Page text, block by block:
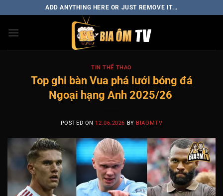
to
content
ADD ANYTHING HERE OR JUST REMOVE IT...
TIN THỂ THAO
Top ghi bàn Vua phá lưới bóng đá
Ngoại hạng Anh 2025/26
POSTED ON 12.06.2026 BY BIAOMTV